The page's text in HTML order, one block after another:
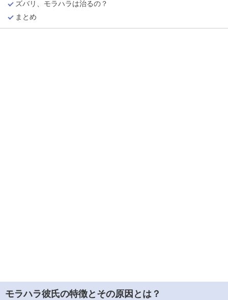
ズバリ、モラハラは治るの？
まとめ
モラハラ彼氏の特徴とその原因とは？